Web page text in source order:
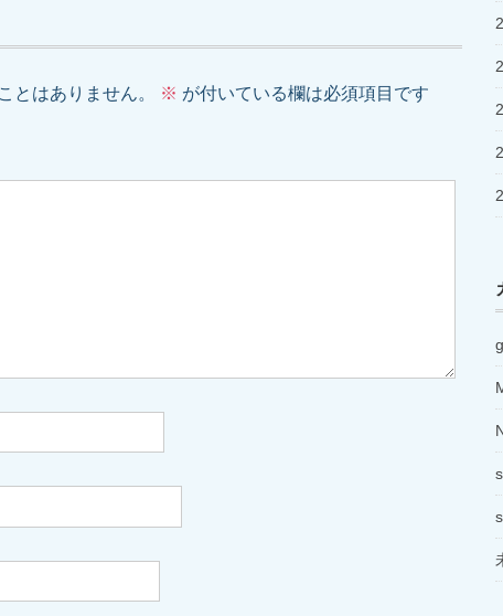
とはありません。 ※ が付いている欄は必須項目です